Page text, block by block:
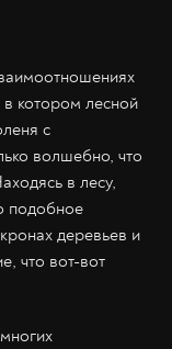
котором лесной
с
волшебно, что
в лесу,
подобное
деревьев и
что вот-вот